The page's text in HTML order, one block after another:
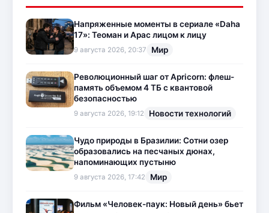
Напряженные моменты в сериале «Daha
17»: Теоман и Арас лицом к лицу
9 августа 2026, 20:37 Мир
Революционный шаг от Apricorn: флеш-
память объемом 4 ТБ с квантовой
безопасностью
9 августа 2026, 19:12 Новости технологий
Чудо природы в Бразилии: Сотни озер
образовались на песчаных дюнах,
напоминающих пустыню
9 августа 2026, 17:42 Мир
Фильм «Человек-паук: Новый день» бьет